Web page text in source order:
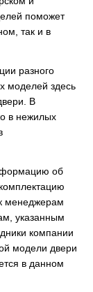
поможет
так и в
разного
моделей здесь
В
в нежилых
об
менеджерам
указанным
компании
модели двери
в данном